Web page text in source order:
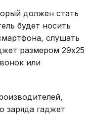
должен стать
будет носить
слушать
размером 29х25
или
заряда гаджет